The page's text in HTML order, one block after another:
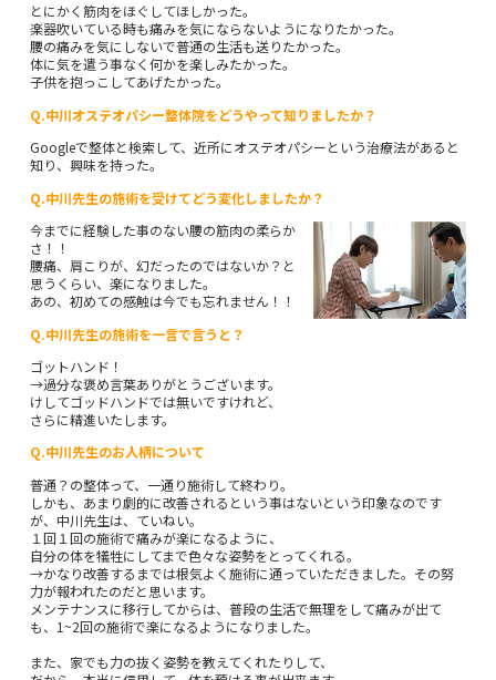
とにかく筋肉をほぐしてほしかった。
楽器吹いている時も痛みを気にならないようになりたかった。
腰の痛みを気にしないで普通の生活も送りたかった。
体に気を遣う事なく何かを楽しみたかった。
子供を抱っこしてあげたかった。
Q.中川オステオパシー整体院をどうやって知りましたか？
Googleで整体と検索して、近所にオステオパシーという治療法があると
知り、興味を持った。
Q.中川先生の施術を受けてどう変化しましたか？
今までに経験した事のない腰の筋肉の柔らか
さ！！
腰痛、肩こりが、幻だったのではないか？と
思うくらい、楽になりました。
あの、初めての感触は今でも忘れません！！
Q.中川先生の施術を一言で言うと？
ゴットハンド！
→過分な褒め言葉ありがとうございます。
けしてゴッドハンドでは無いですけれど、
さらに精進いたします。
Q.中川先生のお人柄について
普通？の整体って、一通り施術して終わり。
しかも、あまり劇的に改善されるという事はないという印象なのです
が、中川先生は、ていねい。
１回１回の施術で痛みが楽になるように、
自分の体を犠牲にしてまで色々な姿勢をとってくれる。
→かなり改善するまでは根気よく施術に通っていただきました。その努
力が報われたのだと思います。
メンテナンスに移行してからは、普段の生活で無理をして痛みが出て
も、1~2回の施術で楽になるようになりました。
また、家でも力の抜く姿勢を教えてくれたりして、